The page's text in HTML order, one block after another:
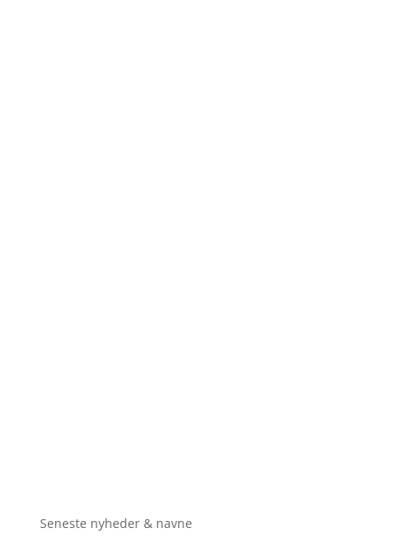
Seneste nyheder & navne